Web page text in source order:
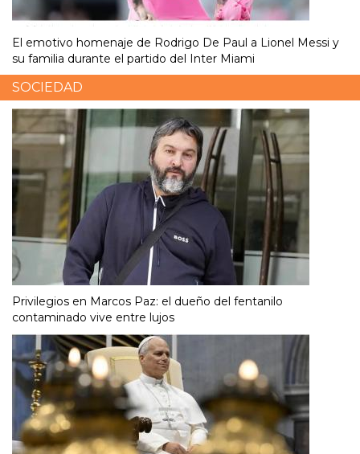
El emotivo homenaje de Rodrigo De Paul a Lionel Messi y
su familia durante el partido del Inter Miami
SOCIEDAD
Privilegios en Marcos Paz: el dueño del fentanilo
contaminado vive entre lujos